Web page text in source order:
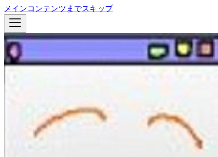
メインコンテンツまでスキップ